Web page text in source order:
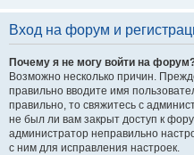
Вход на форум и
Почему я не могу войти на
Возможно несколько причин.
правильно вводите имя
правильно, то свяжитесь с
не был ли вам закрыт доступ к
администратор неправильно
с ним для исправления настроек.